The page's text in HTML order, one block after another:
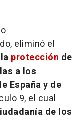
eliminó el
protección de
a los
España y de
9, el cual
de los